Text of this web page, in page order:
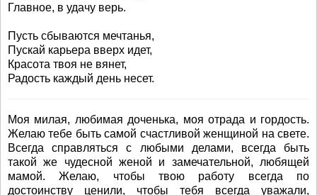
Главное, в удачу верь.
Пусть сбываются мечтанья,
Пускай карьера вверх идет,
Красота твоя не вянет,
Радость каждый день несет.
Моя милая, любимая доченька, моя отрада и гордость.
Желаю тебе быть самой счастливой женщиной на свете.
Всегда справляться с любыми делами, всегда быть
такой же чудесной женой и замечательной, любящей
мамой. Желаю, чтобы твою работу всегда по
достоинству ценили, чтобы тебя всегда уважали,